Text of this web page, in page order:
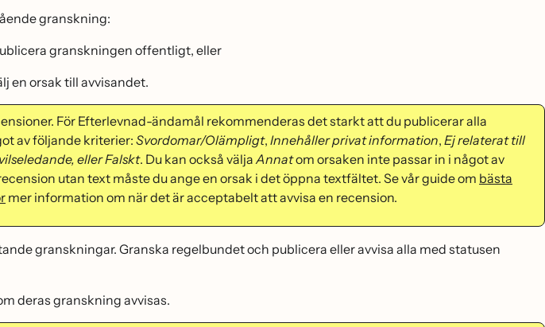
granskning:
granskningen offentligt, eller
en orsak till avvisandet.
För Efterlevnad-ändamål rekommenderas det starkt att du publicerar alla
av följande kriterier:Svordomar/Olämpligt, Innehåller privat information, Ej relaterat till
ellerFalskt. Du kan också väljaAnnatom orsaken inte passar in i något av
utan text måste du ange en orsak i det öppna textfältet. Se vår guide om bästa
mer information om när det är acceptabelt att avvisa en recension.
granskningar. Granska regelbundet och publicera eller avvisa alla med statusen
deras granskning avvisas.